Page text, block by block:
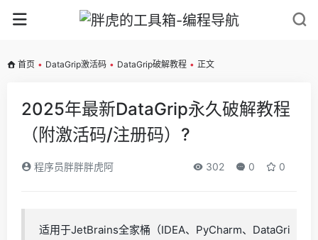
首页 • DataGrip激活码 • DataGrip破解教程 • 正文
2025年最新DataGrip永久破解教程
（附激活码/注册码）?
程序员胖胖胖虎阿 302 0 0
适用于JetBrains全家桶（IDEA、PyCharm、DataGri